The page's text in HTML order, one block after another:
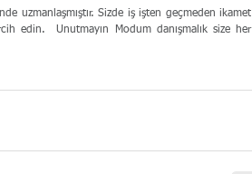
uzmanlaşmıştır. Sizde iş işten geçmeden ikamet
edin.  Unutmayın Modum danışmalık size her